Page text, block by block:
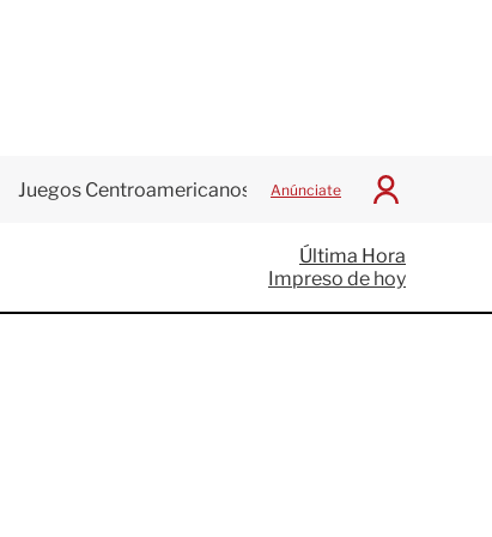
Juegos Centroamericanos Anúnciate
I
c
i
a
Última Hora
Impreso de hoy